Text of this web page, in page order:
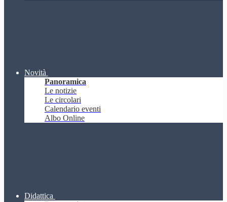
Novità
Panoramica
Le notizie
Le circolari
Calendario eventi
Albo Online
Didattica